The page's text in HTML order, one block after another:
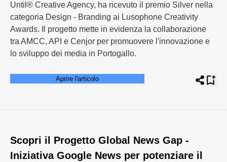
Until® Creative Agency, ha ricevuto il premio Silver nella
categoria Design - Branding ai Lusophone Creativity
Awards. Il progetto mette in evidenza la collaborazione
tra AMCC, API e Cenjor per promuovere l'innovazione e
lo sviluppo dei media in Portogallo.
Aprire l'articolo
Scopri il Progetto Global News Gap -
Iniziativa Google News per potenziare il